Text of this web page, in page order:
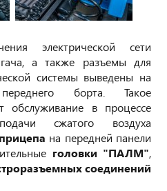
электрической сети
а также разъемы для
системы выведены на
борта. Такое
обслуживание в процессе
сжатого воздуха
на передней панели
головки "ПАЛМ",
соединений